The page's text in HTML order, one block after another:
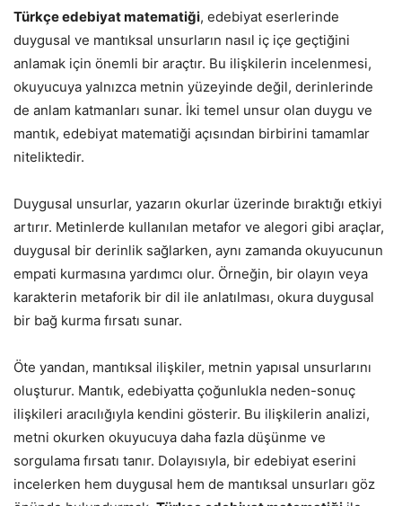
Türkçe edebiyat matematiği, edebiyat eserlerinde
duygusal ve mantıksal unsurların nasıl iç içe geçtiğini
anlamak için önemli bir araçtır. Bu ilişkilerin incelenmesi,
okuyucuya yalnızca metnin yüzeyinde değil, derinlerinde
de anlam katmanları sunar. İki temel unsur olan duygu ve
mantık, edebiyat matematiği açısından birbirini tamamlar
niteliktedir.
Duygusal unsurlar, yazarın okurlar üzerinde bıraktığı etkiyi
artırır. Metinlerde kullanılan metafor ve alegori gibi araçlar,
duygusal bir derinlik sağlarken, aynı zamanda okuyucunun
empati kurmasına yardımcı olur. Örneğin, bir olayın veya
karakterin metaforik bir dil ile anlatılması, okura duygusal
bir bağ kurma fırsatı sunar.
Öte yandan, mantıksal ilişkiler, metnin yapısal unsurlarını
oluşturur. Mantık, edebiyatta çoğunlukla neden-sonuç
ilişkileri aracılığıyla kendini gösterir. Bu ilişkilerin analizi,
metni okurken okuyucuya daha fazla düşünme ve
sorgulama fırsatı tanır. Dolayısıyla, bir edebiyat eserini
incelerken hem duygusal hem de mantıksal unsurları göz